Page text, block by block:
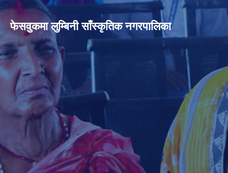
फेसवुकमा लुम्बिनी साँस्कृतिक नगरपालिका